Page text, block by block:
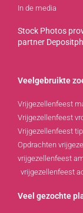
In de media
Stock Photos
partner
Veelgebruikte
Vrijgezellenfeest
Vrijgezellenfeest
Vrijgezellenfeest
Opdrachten
vrijgezellenfeest
vrijgezellenfeest
Veel gezochte